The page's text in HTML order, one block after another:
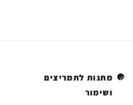
מתנות לתמריצים
ושימור